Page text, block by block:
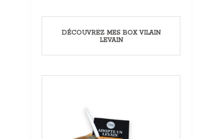
DÉCOUVREZ MES BOX VILAIN
LEVAIN